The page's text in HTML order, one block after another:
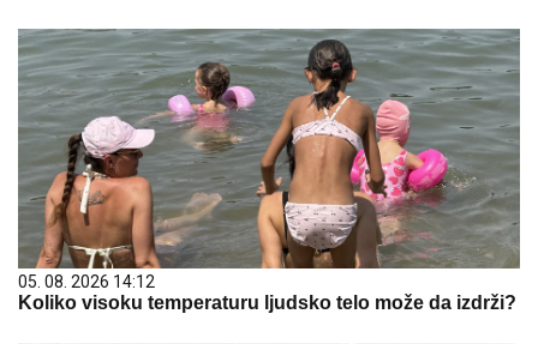
05. 08. 2026 14:12
Koliko visoku temperaturu ljudsko telo može da izdrži?